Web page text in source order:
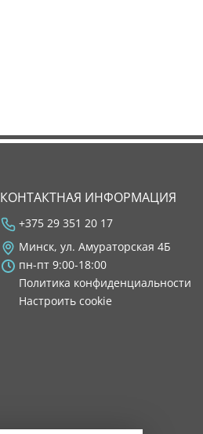
КОНТАКТНАЯ ИНФОРМАЦИЯ
+375 29 351 20 17
Минск, ул. Амураторская 4Б
пн-пт 9:00-18:00
Политика конфиденциальности
Настроить cookie